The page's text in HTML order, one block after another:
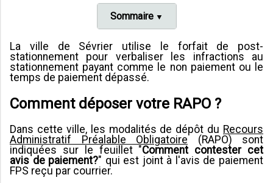
Sommaire
La ville de Sévrier utilise le forfait de post-
stationnement pour verbaliser les infractions au
stationnement payant comme le non paiement ou le
temps de paiement dépassé.
Comment déposer votre RAPO ?
Dans cette ville, les modalités de dépôt du Recours
Administratif Préalable Obligatoire(RAPO) sont
indiquées sur le feuillet "Comment contester cet
avis de paiement?" qui est joint à l'avis de paiement
FPS reçu par courrier.